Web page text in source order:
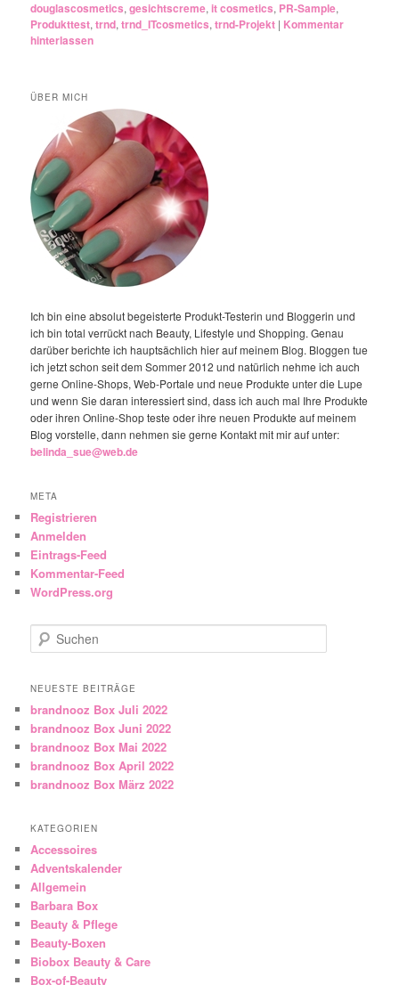
douglascosmetics,gesichtscreme,it cosmetics, PR-Sample,
Produkttest,trnd,trnd_ITcosmetics,trnd-Projekt | Kommentar
hinterlassen
ÜBER MICH
Ich bin eine absolut begeisterte Produkt-Testerin und Bloggerin und
ich bin total verrückt nach Beauty, Lifestyle und Shopping. Genau
darüber berichte ich hauptsächlich hier auf meinem Blog. Bloggen tue
ich jetzt schon seit dem Sommer 2012 und natürlich nehme ich auch
gerne Online-Shops, Web-Portale und neue Produkte unter die Lupe
und wenn Sie daran interessiert sind, dass ich auch mal Ihre Produkte
oder ihren Online-Shop teste oder ihre neuen Produkte auf meinem
Blog vorstelle, dann nehmen sie gerne Kontakt mit mir auf unter:
belinda_sue@web.de
META
Registrieren
Anmelden
Eintrags-Feed
Kommentar-Feed
WordPress.org
Suchen
NEUESTE BEITRÄGE
brandnooz Box Juli 2022
brandnooz Box Juni 2022
brandnooz Box Mai 2022
brandnooz Box April 2022
brandnooz Box März 2022
KATEGORIEN
Accessoires
Adventskalender
Allgemein
Barbara Box
Beauty & Pflege
Beauty-Boxen
Biobox Beauty & Care
Box-of-Beauty